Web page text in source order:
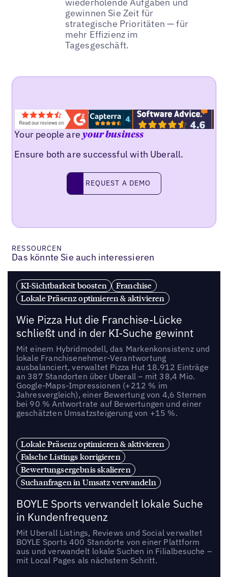
gewinnen Sie Zeit für
strategische Prioritäten — für
mehr Effizienz im
Tagesgeschäft.
Your people areyour business
Ensure both are successful with Uberall.
request a demo
REQUEST A DEMO
RESSOURCEN
Das könnte Sie auch interessieren
KI-Sichtbarkeit boosten
Franchise
Lokale Präsenz optimieren & aktivieren
Wie Pizza Hut die Franchise-Lücke
schließt und in der KI-Suche gewinnt
Mit einem Hybridmodell, das Markenkonsistenz und
lokale Franchisenehmer-Verantwortung
ausbalanciert, verwaltet Pizza Hut 18.912 Einträge
an 387 Standorten über Uberall – mit 38,4 Mio.
Google-Maps-Impressionen (+212 % im
Jahresvergleich), einer Bewertung von 4,6 Sternen
bei 90 % Antwortrate auf Bewertungen und einer
geschätzten Umsatzsteigerung von +15 %.
Lokale Präsenz optimieren & aktivieren
Falsche Listings korrigieren
Bewertungsergebnis skalieren
Suchanfragen in Umsatz verwandeln
BOYLE Sports verwandelt lokale Suche
in Kundenfrequenz
Mit Uberall Listings, Reviews und Social verwaltet
BOYLE Sports 400 Standorte von einer Plattform
aus und verwandelt lokale Suchen in Filialbesuche –
mit Local Pages als nächstem Schritt.